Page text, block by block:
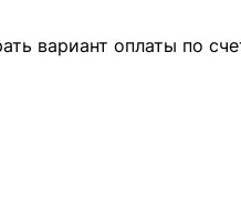
вариант оплаты по